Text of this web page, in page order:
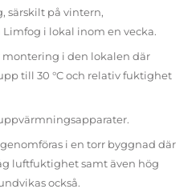
särskilt på vintern,
i lokal inom en vecka.
montering i den lokalen där
till 30 °C och relativ fuktighet
i en torr byggnad där
luftfuktighet samt även hög
också.